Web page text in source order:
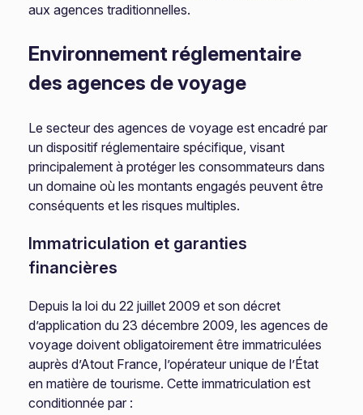
aux agences traditionnelles.
Environnement réglementaire
des agences de voyage
Le secteur des agences de voyage est encadré par
un dispositif réglementaire spécifique, visant
principalement à protéger les consommateurs dans
un domaine où les montants engagés peuvent être
conséquents et les risques multiples.
Immatriculation et garanties
financières
Depuis la loi du 22 juillet 2009 et son décret
d’application du 23 décembre 2009, les agences de
voyage doivent obligatoirement être immatriculées
auprès d’Atout France, l’opérateur unique de l’État
en matière de tourisme. Cette immatriculation est
conditionnée par :